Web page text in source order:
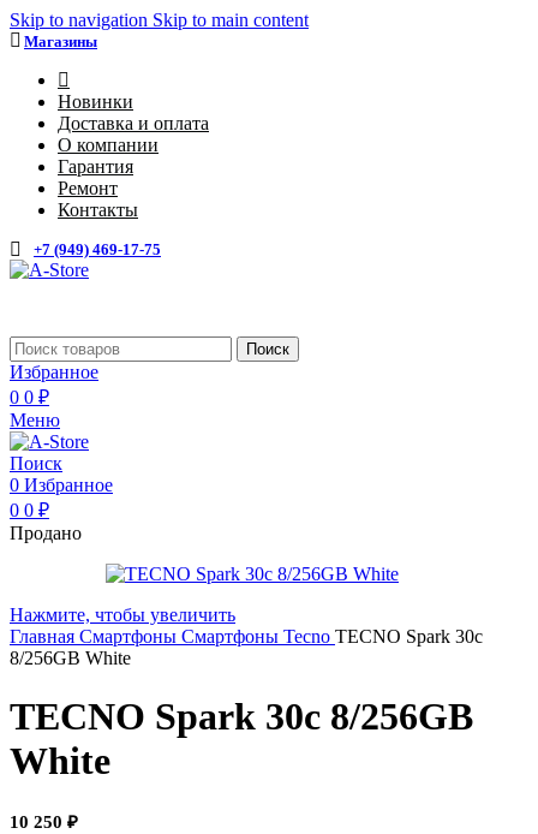
Skip to navigation Skip to main content
Магазины
Новинки
Доставка и оплата
О компании
Гарантия
Ремонт
Контакты
+7 (949) 469-17-75
Поиск
Избранное
0 0 ₽
Меню
Поиск
0 Избранное
0 0 ₽
Продано
Нажмите, чтобы увеличить
Главная Смартфоны Смартфоны Tecno TECNO Spark 30c
8/256GB White
TECNO Spark 30c 8/256GB
White
10 250 ₽